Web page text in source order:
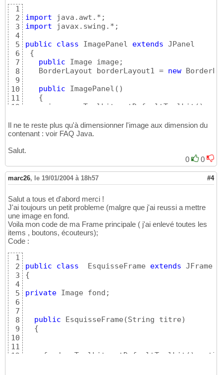
51
52
53
}
1
2
3
4
5
6
7
8
9
10
11
12
14
15
17
19
20
21
22
23
24
25
26
27
29
30
31
32
33
34
35
36
37
import
import javax.swing.*;
public
class ImagePanel extends JPanel
{
public Image image;
   BorderLayout borderLayout1 =
new
public ImagePanel ( )
{
     image = Toolkit.getDefaultToolkit
( )
{
      jbInit
();
      e.printStackTrace
();
}
}
public void paintComponent(Graphics g)
{
super .paintComponent ( g);
     g.drawImage
(image, 0, 0, null ;
     repaint
private
void jbInit
}
Il ne te reste plus qu'à dimensionner l'image aux dimension du
contenant : voir FAQ Java.
Salut.
0
0
marc26, le 19/01/2004 à 18h57 #4
Salut a tous et d'abord merci !
J'ai toujours un petit probleme (malgre que j'ai reussi a mettre
une image en fond.
Voila mon code de ma Frame principale ( j'ai enlevé toutes les
items , boutons, écouteurs);
Code :
1
2
3
4
5
6
7
8
9
10
11
12
public class
  EsquisseFrame
extends
{
private Image fond;
public EsquisseFrame (String titre)
{
    fond = Toolkit.getDefaultToolkit
( )